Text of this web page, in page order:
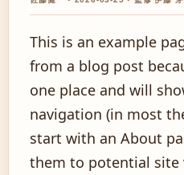
This is an example
from a blog post
one place and will
navigation (in most
start with an About
them to potential